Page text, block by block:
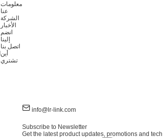
معلومات
عنا
الشركة
الأخبار
انضم
إلينا
اتصل بنا
أين
تشتري
info@lr-link.com
Subscribe to Newsletter
Get the latest product updates, promotions and tech